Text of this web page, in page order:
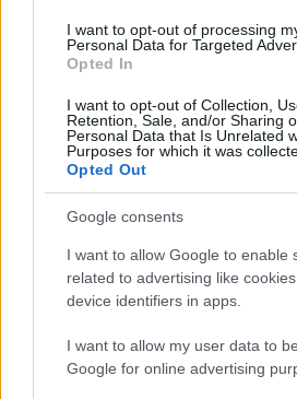
I want to opt-out of processing
Personal Data for Targeted
Opted In
I want to opt-out of Collection,
Retention, Sale, and/or Sharing
Personal Data that Is Unrelated
Purposes for which it was
Opted Out
Google consents
I want to allow Google to enable
related to advertising like
device identifiers in apps.
I want to allow my user data to
Google for online advertising
Υποβολή
Όροι Χρήσης. Το site προστατεύεται από
Πολιτική Απορρήτου&Όροι Χρήσηςτης
Κόσμος
DRONES